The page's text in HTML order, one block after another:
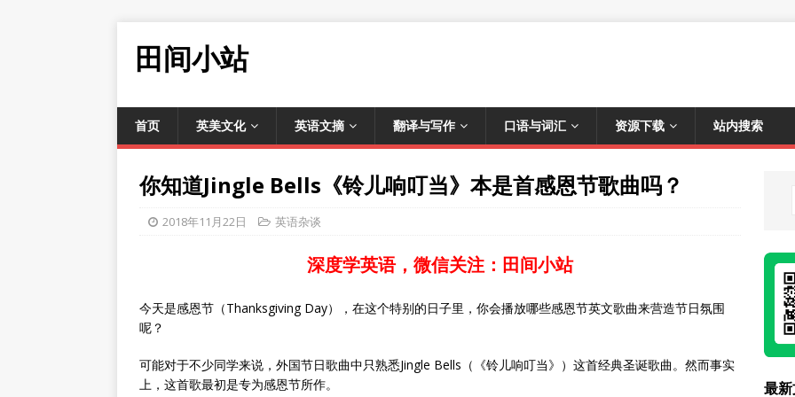
田间小站
首页 英美文化 英语文摘 翻译与写作 口语与词汇 资源下载 站内搜索
你知道Jingle Bells《铃儿响叮当》本是首感恩节歌曲吗？
2018年11月22日 英语杂谈
深度学英语，微信关注：田间小站
今天是感恩节（Thanksgiving Day），在这个特别的日子里，你会播放哪些感恩节英文歌曲来营造节日氛围
呢？
可能对于不少同学来说，外国节日歌曲中只熟悉Jingle Bells（《铃儿响叮当》）这首经典圣诞歌曲。然而事实
上，这首歌最初是专为感恩节所作。
最